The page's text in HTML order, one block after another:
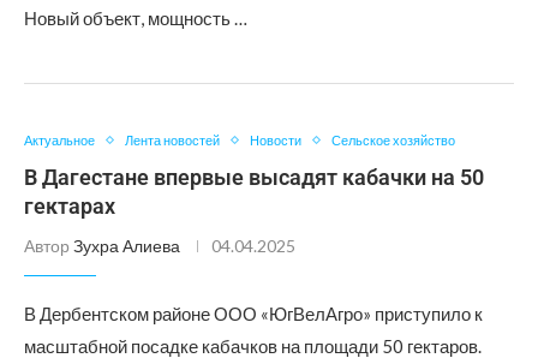
Новый объект, мощность …
Актуальное Лента новостей Новости Сельское хозяйство
В Дагестане впервые высадят кабачки на 50
гектарах
Автор Зухра Алиева 04.04.2025
В Дербентском районе ООО «ЮгВелАгро» приступило к
масштабной посадке кабачков на площади 50 гектаров.